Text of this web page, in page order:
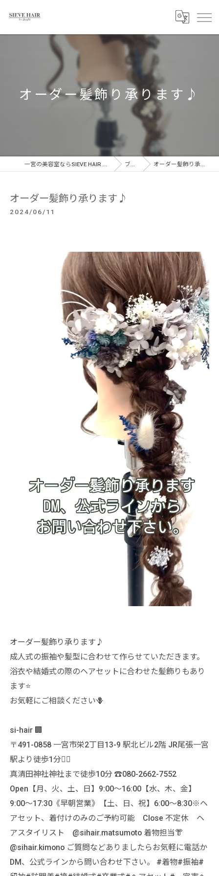
オーダー髪飾り承ります♪
一宮の美容室ならSIEVE HAIR 一宮駅前店 ブログ オーダー髪飾り承ります♪
オーダー髪飾り承ります♪
2024/06/11
オーダー髪飾り承ります♪
成人式の振袖や髪型に合わせて作らせていただきます。
浴衣や結婚式の際のヘアセットに合わせた髪飾りもあり
ます⭐️
お気軽にご相談ください🪻
si-hair 🏢
〒491-0858 一宮市栄2丁目13-9 駅北ビル2階 JR尾張一宮
駅より徒歩1分🚶‍♀️
真清田神社神社まで徒歩10分 ☎️080-2662-7552
Open【月、火、土、日】9:00〜16:00【水、木、金】
9:00〜17:30《早朝営業》【土、日、祝】6:00〜8:30※ヘ
アセット、着付けのみのご予約可能 Close 不定休 ヘ
アスタイリスト @sihair.matsumoto 着物担当👘
@sihair.kimono ご質問などありましたらお気軽に電話か
DM、公式ラインから問い合わせ下さい。 #着物#振袖#